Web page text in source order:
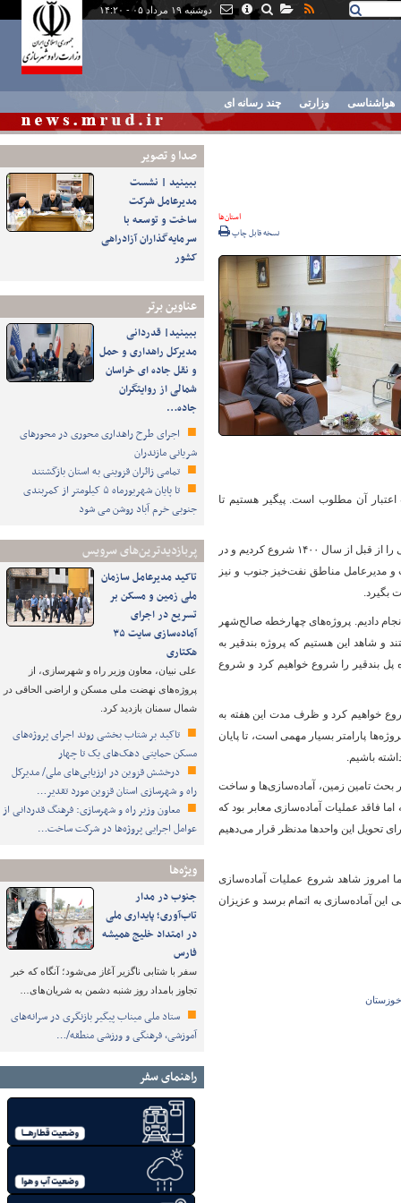
دوشنبه ۱۹ مرداد ۰۵ - ۱۴:۲۰
هواشناسی وزارتی چند رسانه ای
صدا و تصوير
ببینید | نشست
مدیرعامل شرکت
ساخت و توسعه با
سرمایه‌گذاران آزادراهی
کشور
عناوین برتر
ببینید| قدردانی
مدیرکل راهداری و حمل
و نقل جاده ای خراسان
شمالی از روایتگران
جاده…
اجرای طرح راهداری محوری در محورهای
شریانی مازندران
تمامی زائران قزوینی به استان بازگشتند
تا پایان شهریورماه ۵ کیلومتر از کمربندی
جنوبی خرم آباد روشن می شود
پربازدیدترین‌های سرویس
تاکید مدیرعامل سازمان
ملی زمین و مسکن بر
تسریع در اجرای
آماده‌سازی سایت ۳۵
هکتاری
علی نبیان، معاون وزیر راه و شهرسازی، از
پروژه‌های نهضت ملی مسکن و اراضی الحاقی در
شمال سمنان بازدید کرد.
تاکید بر شتاب ‌بخشی روند اجرای پروژه‌های
مسکن حمایتی دهک‌های یک تا چهار
درخشش قزوین در ارزیابی‌های ملی/ مدیرکل
راه و شهرسازی استان قزوین مورد تقدیر…
معاون وزیر راه و شهرسازی: فرهنگ قدردانی از
عوامل اجرایی پروژه‌ها در شرکت ساخت…
ویژه‌ها
جنوب در مدار
تاب‌آوری؛ پایداری ملی
در امتداد خلیج همیشه
فارس
سفر با شتابی ناگزیر آغاز می‌شود؛ آنگاه که خبر
تجاوز بامداد روز شنبه دشمن به شریان‌های…
ستاد ملی میناب پیگیر بازنگری در سرانه‌های
آموزشی، فرهنگی و ورزشی منطقه/…
راهنمای سفر
استان‌ها
نسخه قابل چاپ
داریم و وضعیت اعتبار آن مطلوب است. پیگیر هستیم تا
عمادی ادامه داد: قطعه چهارخطه صالح‌شهر به سمت گتوند نیازمند تکمیل است و در این زمینه پیگیری‌هایی را از قبل از سال ۱۴۰۰ شروع کردیم و در
مدیرعامل مناطق نفت‌خیز جنوب و نیز
بگیرد.
دادیم. پروژه‌های چهارخطه صالح‌شهر
و شاهد این هستیم که پروژه بندقیر به
پل بندقیر را شروع خواهیم کرد و شروع
خواهیم کرد و ظرف مدت این هفته به
پارامتر بسیار مهمی است، تا پایان
باشیم.
تامین زمین، آماده‌سازی‌ها و ساخت
پایانی قرار داشته اما فاقد عملیات آماده‌سازی معابر بود که
تحویل این واحدها مدنظر قرار می‌دهیم
امروز شاهد شروع عملیات آماده‌سازی
این آماده‌سازی به اتمام برسد و عزیزان